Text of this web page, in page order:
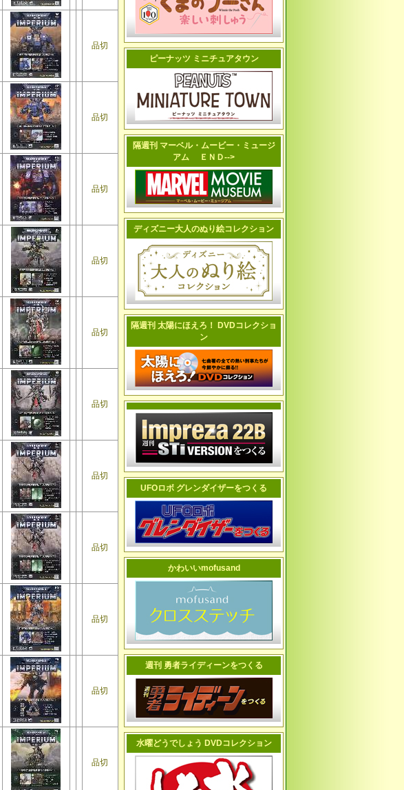
品切
品切
品切
品切
品切
品切
品切
品切
品切
品切
品切
ピーナッツ ミニチュアタウン
隔週刊 マーベル・ムービー・ミュージ
アム ＥＮＤ-->
ディズニー大人のぬり絵コレクション
隔週刊 太陽にほえろ！ DVDコレクショ
ン
UFOロボ グレンダイザーをつくる
かわいいmofusand
週刊 勇者ライディーンをつくる
水曜どうでしょう DVDコレクション